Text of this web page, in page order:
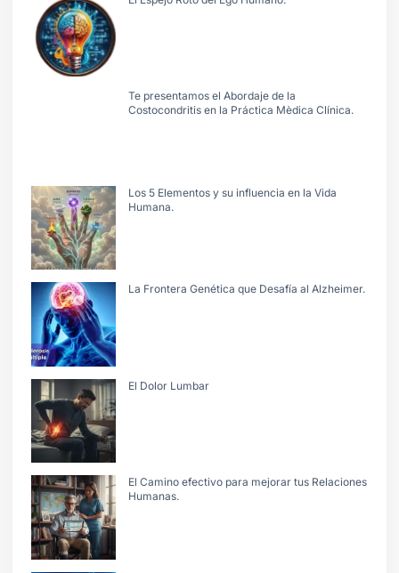
Te presentamos el Abordaje de la
Costocondritis en la Práctica Mèdica Clínica.
Los 5 Elementos y su influencia en la Vida
Humana.
La Frontera Genética que Desafía al Alzheimer.
El Dolor Lumbar
El Camino efectivo para mejorar tus Relaciones
Humanas.